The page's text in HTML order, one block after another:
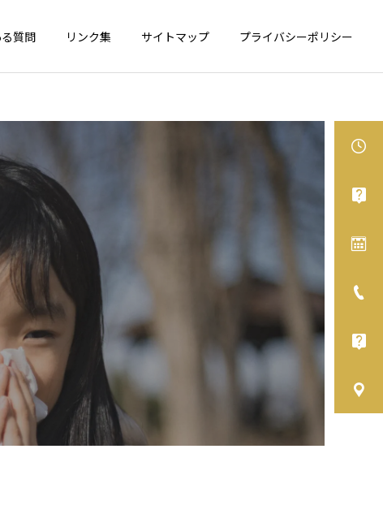
質問 リンク集 サイトマップ プライバシーポリシー
食物アレルギー
カシューナッツが表示義務
化へ
舌下免疫療法、オススメで
す！